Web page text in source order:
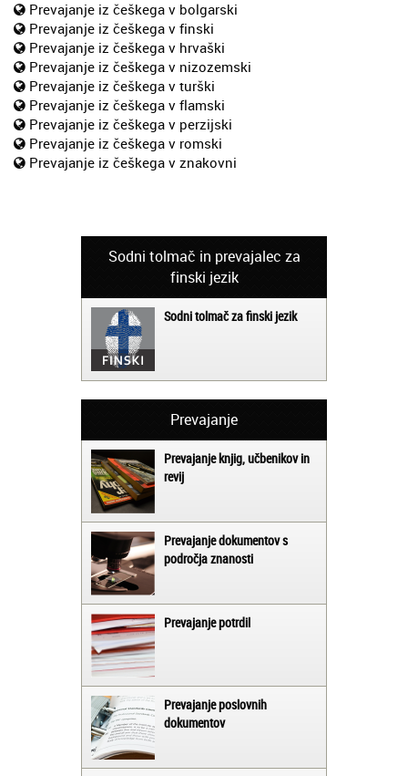
Prevajanje iz češkega v bolgarski
Prevajanje iz češkega v finski
Prevajanje iz češkega v hrvaški
Prevajanje iz češkega v nizozemski
Prevajanje iz češkega v turški
Prevajanje iz češkega v flamski
Prevajanje iz češkega v perzijski
Prevajanje iz češkega v romski
Prevajanje iz češkega v znakovni
Sodni tolmač in prevajalec za
finski jezik
Sodni tolmač za finski jezik
Prevajanje
Prevajanje knjig, učbenikov in
revij
Prevajanje dokumentov s
področja znanosti
Prevajanje potrdil
Prevajanje poslovnih
dokumentov